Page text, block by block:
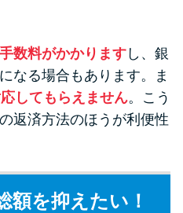
数料がかかります し、銀
なる場合もあります。ま
してもらえません。こう
返済方法のほうが利便性
額を抑えたい！